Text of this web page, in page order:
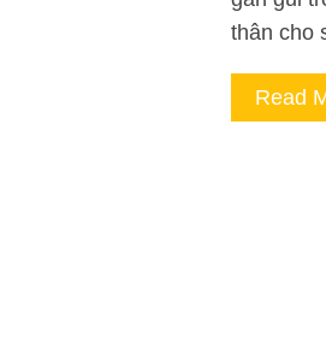
thân cho
Read